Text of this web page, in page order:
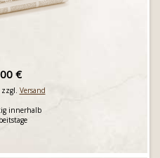
€
Versand
innerhalb